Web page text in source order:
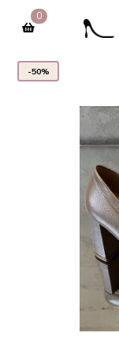
0
-50%